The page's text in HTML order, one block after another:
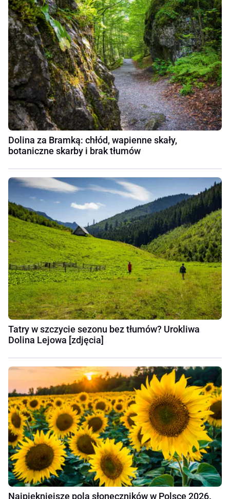
Dolina za Bramką: chłód, wapienne skały,
botaniczne skarby i brak tłumów
Tatry w szczycie sezonu bez tłumów? Urokliwa
Dolina Lejowa [zdjęcia]
Najpiękniejsze pola słoneczników w Polsce 2026.